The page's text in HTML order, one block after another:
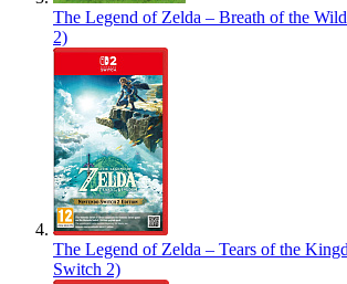
The Legend of Zelda – Breath of the
2)
The Legend of Zelda – Tears of the
Switch 2)